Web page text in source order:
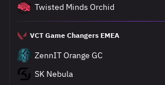
Twisted Minds Orchid
VCT Game Changers EMEA
ZennIT Orange GC
SK Nebula